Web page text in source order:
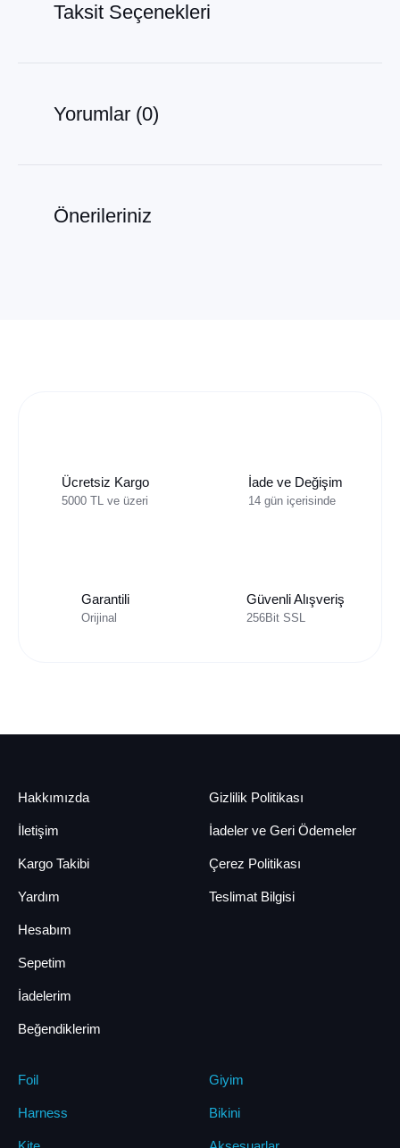
Taksit Seçenekleri
Yorumlar (0)
Önerileriniz
Ücretsiz Kargo
5000 TL ve üzeri
İade ve Değişim
14 gün içerisinde
Garantili
Orijinal
Güvenli Alışveriş
256Bit SSL
Hakkımızda
İletişim
Kargo Takibi
Yardım
Gizlilik Politikası
İadeler ve Geri Ödemeler
Çerez Politikası
Teslimat Bilgisi
Hesabım
Sepetim
İadelerim
Beğendiklerim
Foil
Harness
Giyim
Bikini